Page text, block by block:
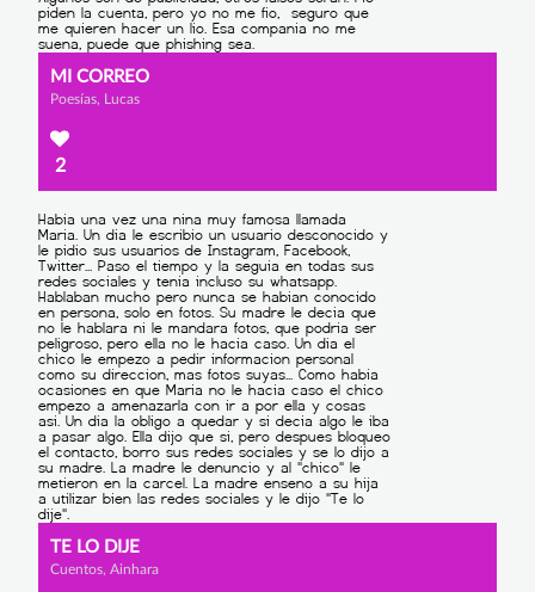
MI CORREO
Poesías, Lucas
2
TE LO DIJE
Cuentos, Ainhara